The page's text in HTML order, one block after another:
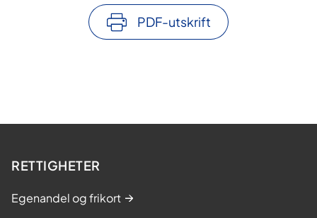
PDF-utskrift
RETTIGHETER
Egenandel og frikort